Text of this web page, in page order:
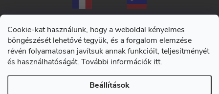
Cookie-kat használunk, hogy a weboldal kényelmes
böngészését lehetővé tegyük, és a forgalom elemzése
révén folyamatosan javítsuk annak funkcióit, teljesítményét
és használhatóságát. További információk itt.
Beállítások
Adatkezelési tájékoztató
Általános szerződési feltételek